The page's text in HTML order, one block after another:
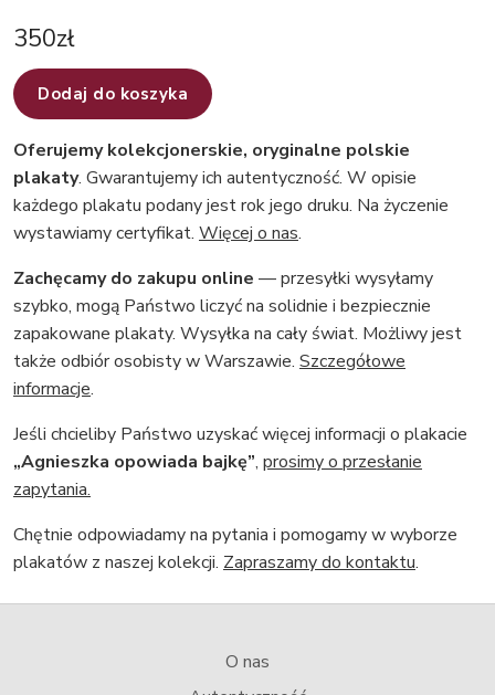
350zł
Dodaj do koszyka
Oferujemy kolekcjonerskie, oryginalne polskie
plakaty. Gwarantujemy ich autentyczność. W opisie
każdego plakatu podany jest rok jego druku. Na życzenie
wystawiamy certyfikat. Więcej o nas.
Zachęcamy do zakupu online — przesyłki wysyłamy
szybko, mogą Państwo liczyć na solidnie i bezpiecznie
zapakowane plakaty. Wysyłka na cały świat. Możliwy jest
także odbiór osobisty w Warszawie. Szczegółowe
informacje.
Jeśli chcieliby Państwo uzyskać więcej informacji o plakacie
„Agnieszka opowiada bajkę”, prosimy o przesłanie
zapytania.
Chętnie odpowiadamy na pytania i pomogamy w wyborze
plakatów z naszej kolekcji. Zapraszamy do kontaktu.
O nas